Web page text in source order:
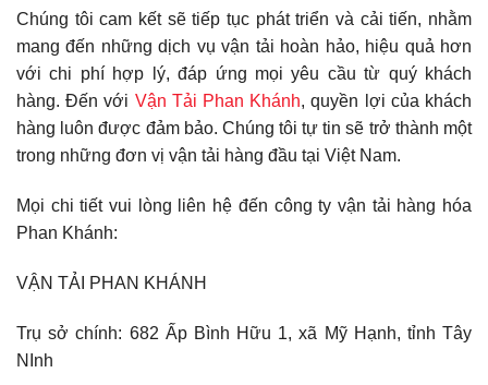
Chúng tôi cam kết sẽ tiếp tục phát triển và cải tiến, nhằm
mang đến những dịch vụ vận tải hoàn hảo, hiệu quả hơn
với chi phí hợp lý, đáp ứng mọi yêu cầu từ quý khách
hàng. Đến với Vận Tải Phan Khánh, quyền lợi của khách
hàng luôn được đảm bảo. Chúng tôi tự tin sẽ trở thành một
trong những đơn vị vận tải hàng đầu tại Việt Nam.
Mọi chi tiết vui lòng liên hệ đến công ty vận tải hàng hóa
Phan Khánh:
VẬN TẢI PHAN KHÁNH
Trụ sở chính: 682 Ấp Bình Hữu 1, xã Mỹ Hạnh, tỉnh Tây
NInh